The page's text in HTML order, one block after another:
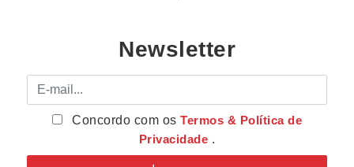
Newsletter
E-mail
Concordo com osTermos & Política de
Privacidade .